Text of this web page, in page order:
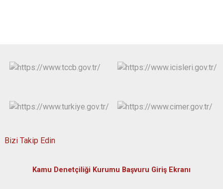
Bizi Takip Edin
Kamu Denetçiliği Kurumu Başvuru Giriş Ekranı